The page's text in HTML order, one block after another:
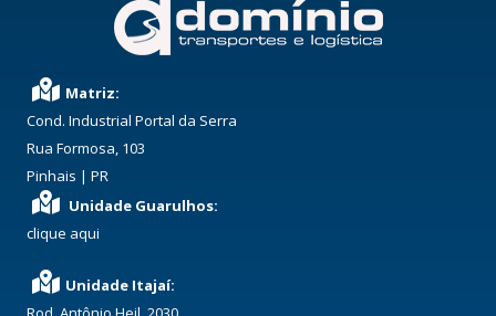
Matriz:
Cond. Industrial Portal da Serra
Rua Formosa, 103
Pinhais | PR
Unidade Guarulhos:
clique aqui
Unidade Itajaí: